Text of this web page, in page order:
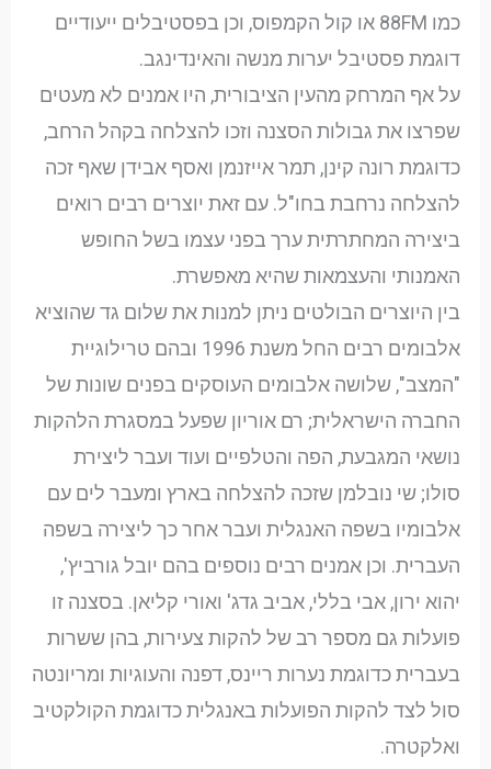
כמו 88FM או קול הקמפוס, וכן בפסטיבלים ייעודיים
דוגמת פסטיבל יערות מנשה והאינדינגב.
על אף המרחק מהעין הציבורית, היו אמנים לא מעטים
שפרצו את גבולות הסצנה וזכו להצלחה בקהל הרחב,
כדוגמת רונה קינן, תמר אייזנמן ואסף אבידן שאף זכה
להצלחה נרחבת בחו"ל. עם זאת יוצרים רבים רואים
ביצירה המחתרתית ערך בפני עצמו בשל החופש
האמנותי והעצמאות שהיא מאפשרת.
בין היוצרים הבולטים ניתן למנות את שלום גד שהוציא
אלבומים רבים החל משנת 1996 ובהם טרילוגיית
"המצב", שלושה אלבומים העוסקים בפנים שונות של
החברה הישראלית; רם אוריון שפעל במסגרת הלהקות
נושאי המגבעת, הפה והטלפיים ועוד ועבר ליצירת
סולו; שי נובלמן שזכה להצלחה בארץ ומעבר לים עם
אלבומיו בשפה האנגלית ועבר אחר כך ליצירה בשפה
העברית. וכן אמנים רבים נוספים בהם יובל גורביץ',
יהוא ירון, אבי בללי, אביב גדג' ואורי קליאן. בסצנה זו
פועלות גם מספר רב של להקות צעירות, בהן ששרות
בעברית כדוגמת נערות ריינס, דפנה והעוגיות ומריונטה
סול לצד להקות הפועלות באנגלית כדוגמת הקולקטיב
ואלקטרה.